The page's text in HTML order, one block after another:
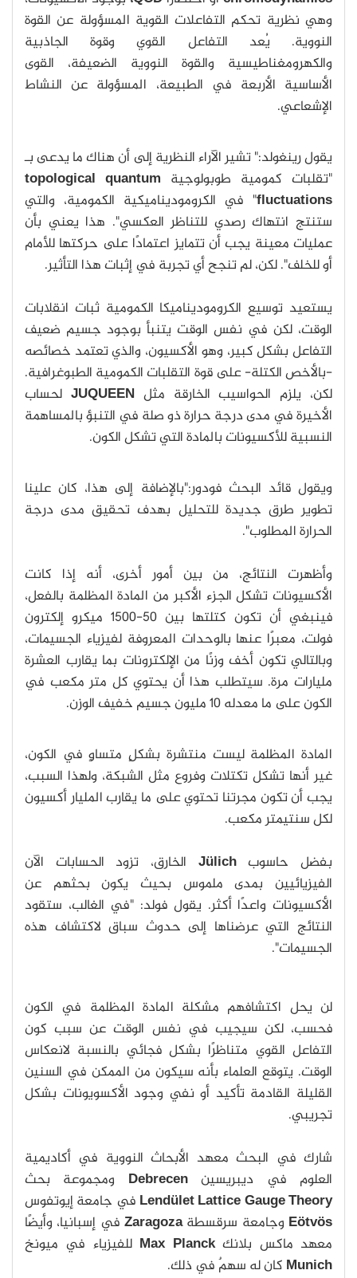
وهي نظرية تحكم التفاعلات القوية المسؤولة عن القوة
النووية. يُعد التفاعل القوي وقوة الجاذبية
والكهرومغناطيسية والقوة النووية الضعيفة، القوى
الأساسية الأربعة في الطبيعة، المسؤولة عن النشاط
الإشعاعي.
يقول رينغولد:" تشير الآراء النظرية إلى أن هناك ما يدعى بـ
"تقلبات كمومية طوبولوجية topological quantum
fluctuations" في الكروموديناميكية الكمومية، والتي
ستنتج انتهاك رصدي للتناظر العكسي". هذا يعني بأن
عمليات معينة يجب أن تتمايز اعتمادًا على حركتها للأمام
أو للخلف". لكن، لم تنجح أي تجربة في إثبات هذا التأثير.
يستعيد توسيع الكروموديناميكا الكمومية ثبات انقلابات
الوقت، لكن في نفس الوقت يتنبأ بوجود جسيم ضعيف
التفاعل بشكل كبير، وهو الأكسيون، والذي تعتمد خصائصه
-بالأخص الكتلة- على قوة التقلبات الكمومية الطبوغرافية.
لكن، يلزم الحواسيب الخارقة مثلJUQUEEN لحساب
الأخيرة في مدى درجة حرارة ذو صلة في التنبؤ بالمساهمة
النسبية للأكسيونات بالمادة التي تشكل الكون.
ويقول قائد البحث فودور:"بالإضافة إلى هذا، كان علينا
تطوير طرق جديدة للتحليل بهدف تحقيق مدى درجة
الحرارة المطلوب".
وأظهرت النتائج، من بين أمور أخرى، أنه إذا كانت
الأكسيونات تشكل الجزء الأكبر من المادة المظلمة بالفعل،
فينبغي أن تكون كتلتها بين 50-1500 ميكرو إلكترون
فولت، معبرًا عنها بالوحدات المعروفة لفيزياء الجسيمات،
وبالتالي تكون أخف وزنًا من الإلكترونات بما يقارب العشرة
مليارات مرة. سيتطلب هذا أن يحتوي كل متر مكعب في
الكون على ما معدله 10 مليون جسيم خفيف الوزن.
المادة المظلمة ليست منتشرة بشكلٍ متساوٍ في الكون،
غير أنها تشكل تكتلات وفروع مثل الشبكة، ولهذا السبب،
يجب أن تكون مجرتنا تحتوي على ما يقارب المليار أكسيون
لكل سنتيمتر مكعب.
بفضل حاسوبJülich الخارق، تزود الحسابات الآن
الفيزيائيين بمدى ملموس بحيث يكون بحثهم عن
الأكسيونات واعدًا أكثر. يقول فولد: "في الغالب، ستقود
النتائج التي عرضناها إلى حدوث سباق لاكتشاف هذه
الجسيمات".
لن يحل اكتشافهم مشكلة المادة المظلمة في الكون
فحسب، لكن سيجيب في نفس الوقت عن سبب كون
التفاعل القوي متناظرًا بشكل فجائي بالنسبة لانعكاس
الوقت. يتوقع العلماء بأنه سيكون من الممكن في السنين
القليلة القادمة تأكيد أو نفي وجود الأكسويونات بشكل
تجريبي.
شارك في البحث معهد الأبحاث النووية في أكاديمية
العلوم في ديبريسينDebrecen
ومجموعة بحث
Lendület Lattice Gauge Theory في جامعة إيوتفوس
Eötvös وجامعة سرقسطةZaragoza في إسبانيا، وأيضًا
معهد ماكس بلانكMax Planck
للفيزياء في ميونخ
Munich كان له سهمٌ في ذلك.